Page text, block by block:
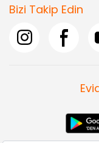
Bizi Takip Edin